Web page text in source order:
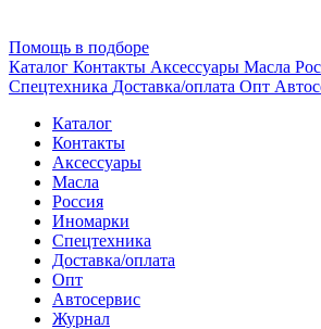
Помощь в подборе
Каталог Контакты Аксессуары Масла
Спецтехника Доставка/оплата Опт
Каталог
Контакты
Аксессуары
Масла
Россия
Иномарки
Спецтехника
Доставка/оплата
Опт
Автосервис
Журнал